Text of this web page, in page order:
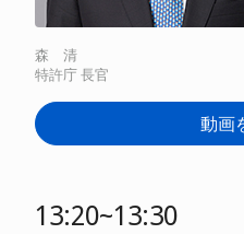
森 清
特許庁 長官
動画
13:20~13:30